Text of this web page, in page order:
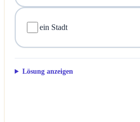
ein Stadt
Lösung anzeigen